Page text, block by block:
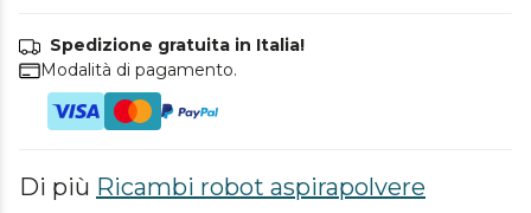
Spedizione gratuita in Italia!
Modalità di pagamento.
Di più Ricambi robot aspirapolvere